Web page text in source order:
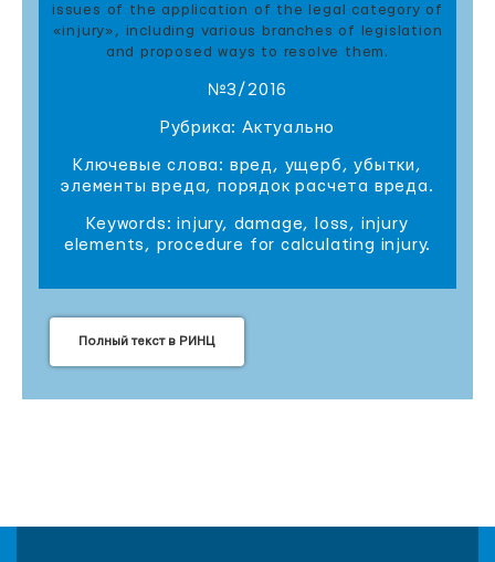
issues of the application of the legal category of
«injury», including various branches of legislation
and proposed ways to resolve them.
№3/2016
Рубрика: Актуально
Ключевые слова: вред, ущерб, убытки,
элементы вреда, порядок расчета вреда.
Keywords: injury, damage, loss, injury
elements, procedure for calculating injury.
Полный текст в РИНЦ